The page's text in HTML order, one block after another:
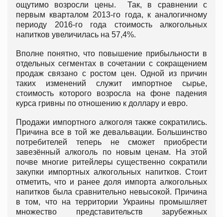
ощутимо возросли цены. Так, в сравнении с
первым кварталом 2013-го года, к аналогичному
периоду 2016-го года стоимость алкогольных
напитков увеличилась на 57,4%.
Вполне понятно, что повышение прибыльности в
отдельных сегментах в сочетании с сокращением
продаж связано с ростом цен. Одной из причин
таких изменений служит импортное сырье,
стоимость которого возросла на фоне падения
курса гривны по отношению к доллару и евро.
Продажи импортного алкоголя также сократились.
Причина все в той же девальвации. Большинство
потребителей теперь не сможет приобрести
завезённый алкоголь по новым ценам. На этой
почве многие ритейлеры существенно сократили
закупки импортных алкогольных напитков. Стоит
отметить, что и ранее доля импорта алкогольных
напитков была сравнительно невысокой. Причина
в том, что на территории Украины промышляет
множество представительств зарубежных